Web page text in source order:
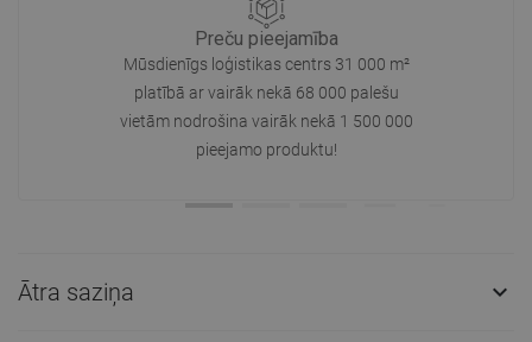
Preču pieejamība
Mūsdienīgs loģistikas centrs 31 000 m²
platībā ar vairāk nekā 68 000 palešu
vietām nodrošina vairāk nekā 1 500 000
pieejamo produktu!
Ātra saziņa 